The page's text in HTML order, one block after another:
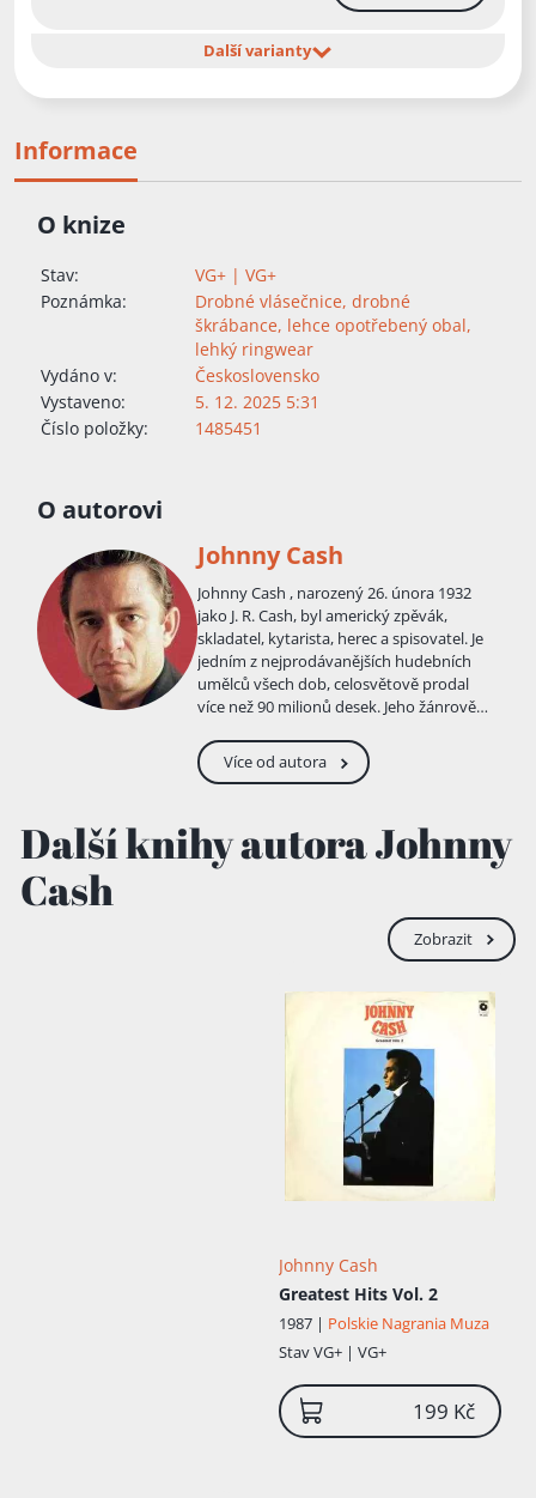
Další varianty
Informace
O knize
Stav:
VG+ | VG+
Poznámka:
Drobné vlásečnice, drobné
škrábance, lehce opotřebený obal,
lehký ringwear
Vydáno v:
Československo
Vystaveno:
5. 12. 2025 5:31
Číslo položky:
1485451
O autorovi
Johnny Cash
Johnny Cash , narozený 26. února 1932
jako J. R. Cash, byl americký zpěvák,
skladatel, kytarista, herec a spisovatel. Je
jedním z nejprodávanějších hudebních
umělců všech dob, celosvětově prodal
více než 90 milionů desek. Jeho žánrově
rock and roll, rockabilly, blues, folk i
gospel. Cash byl známý svým hlubokým,
doprovodné kapely Tennessee Three,
který se vyznačoval vlakově znějícími
chováním, bezplatnými vězeňskými
koncerty a charakteristickým vzhledem,
Více od autora
Další knihy autora Johnny
Cash
Zobrazit
Johnny Cash
Greatest Hits Vol. 2
1987 | Polskie Nagrania Muza
StavVG+ | VG+
199 Kč